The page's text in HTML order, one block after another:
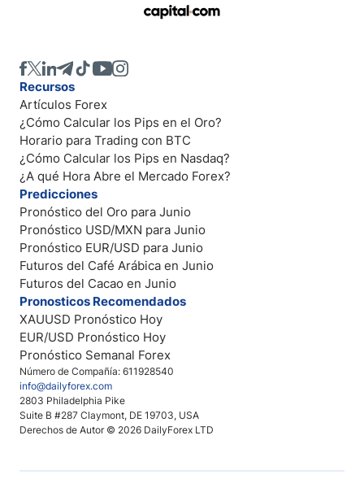
Número de Compañía: 611928540
info@dailyforex.com
2803 Philadelphia Pike
Suite B #287 Claymont, DE 19703, USA
Derechos de Autor © 2026 DailyForex LTD
Recursos
Artículos Forex
¿Cómo Calcular los Pips en el Oro?
Horario para Trading con BTC
¿Cómo Calcular los Pips en Nasdaq?
¿A qué Hora Abre el Mercado Forex?
Predicciones
Pronóstico del Oro para Junio
Pronóstico USD/MXN para Junio
Pronóstico EUR/USD para Junio
Futuros del Café Arábica en Junio
Futuros del Cacao en Junio
Pronosticos Recomendados
XAUUSD Pronóstico Hoy
EUR/USD Pronóstico Hoy
Pronóstico Semanal Forex